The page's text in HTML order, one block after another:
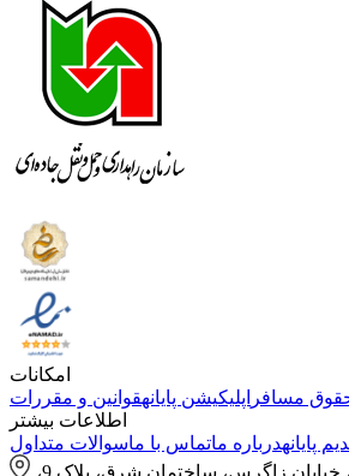
امکانات
مسافر اپلیکیشن پایانهقوانین و مقررات
اطلاعات بیشتر
پایانهدرباره ماتماس با ماسوالات متداول